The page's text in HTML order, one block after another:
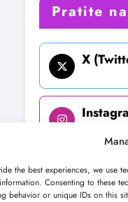
the best experiences, we use
Consenting to these
behavior or unique IDs on this
Pratite
X